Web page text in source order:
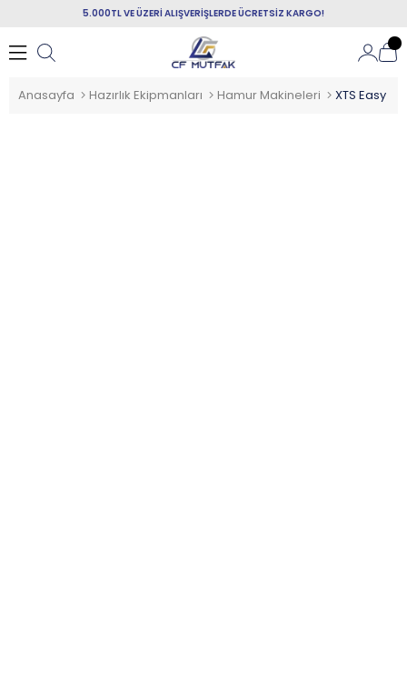
5.000TL VE ÜZERİ ALIŞVERİŞLERDE ÜCRETSİZ KARGO!
Anasayfa Hazırlık Ekipmanları Hamur Makineleri